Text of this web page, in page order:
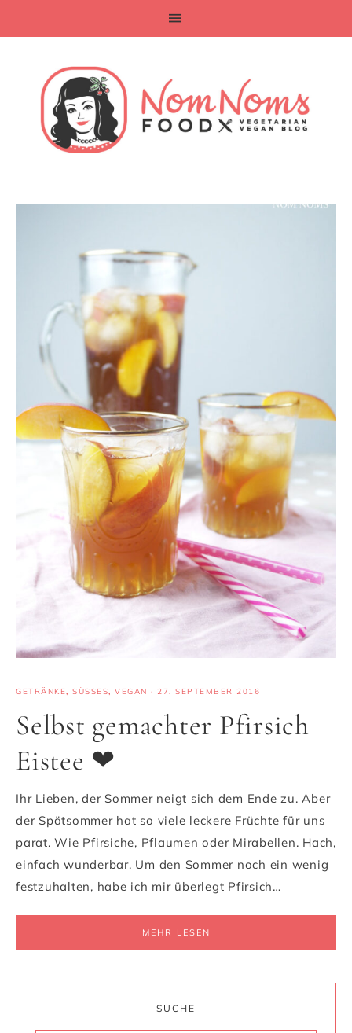
GETRÄNKE, SÜSSES , VEGAN · 27. SEPTEMBER 2016
Selbst gemachter Pfirsich
Eistee ❤
Ihr Lieben, der Sommer neigt sich dem Ende zu. Aber
der Spätsommer hat so viele leckere Früchte für uns
parat. Wie Pfirsiche, Pflaumen oder Mirabellen. Hach,
einfach wunderbar. Um den Sommer noch ein wenig
festzuhalten, habe ich mir überlegt Pfirsich…
MEHR LESEN
SUCHE